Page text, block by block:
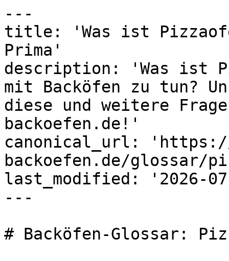
---
title: 'Was ist
Prima'
description: 'Was ist
mit Backöfen zu tun?
diese und weitere
backoefen.de!'
canonical_url: 'https://
backoefen.de/glossar/
last_modified: '2026-
---
# Backöfen-Glossar: